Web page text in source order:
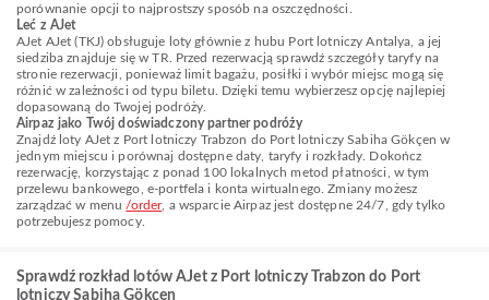
porównanie opcji to najprostszy sposób na oszczędności.
Leć z AJet
AJet AJet (TKJ) obsługuje loty głównie z hubu Port lotniczy Antalya, a jej
siedziba znajduje się w TR. Przed rezerwacją sprawdź szczegóły taryfy na
stronie rezerwacji, ponieważ limit bagażu, posiłki i wybór miejsc mogą się
różnić w zależności od typu biletu. Dzięki temu wybierzesz opcję najlepiej
dopasowaną do Twojej podróży.
Airpaz jako Twój doświadczony partner podróży
Znajdź loty AJet z Port lotniczy Trabzon do Port lotniczy Sabiha Gökçen w
jednym miejscu i porównaj dostępne daty, taryfy i rozkłady. Dokończ
rezerwację, korzystając z ponad 100 lokalnych metod płatności, w tym
przelewu bankowego, e-portfela i konta wirtualnego. Zmiany możesz
zarządzać w menu /order, a wsparcie Airpaz jest dostępne 24/7, gdy tylko
potrzebujesz pomocy.
Sprawdź rozkład lotów AJet z Port lotniczy Trabzon do Port
lotniczy Sabiha Gökçen